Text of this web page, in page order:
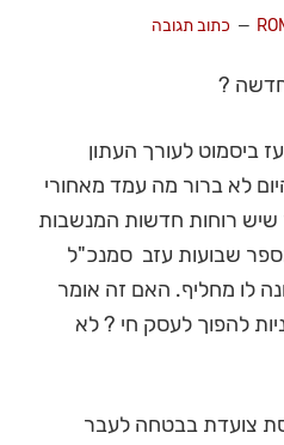
כתוב תגובה
חדשה ?
ביסמוט לעורך העתון
לא ברור מה עמד מאחורי
רוחות חדשות המנשבות
שבועות עזב סמנכ"ל
לו מחליף. האם זה אומר
להפוך לעסק חי ? לא
צועדת בבטחה לעבר